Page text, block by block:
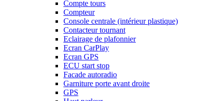
Compte tours
Compteur
Console centrale (intérieur plastique)
Contacteur tournant
Eclairage de plafonnier
Ecran CarPlay
Ecran GPS
ECU start stop
Facade autoradio
Garniture porte avant droite
GPS